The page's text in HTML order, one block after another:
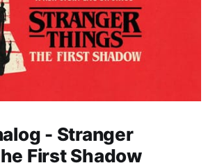
- Stranger
First Shadow